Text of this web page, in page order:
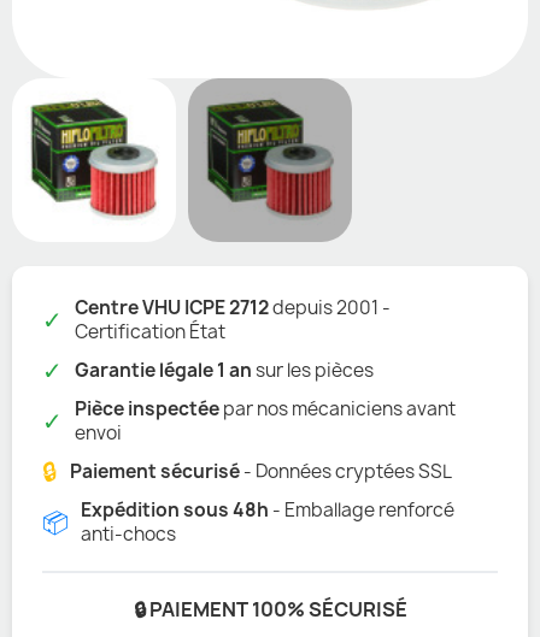
✓ Centre VHU ICPE 2712depuis 2001 -
Certification État
✓ Garantie légale 1 ansur les pièces
✓ Pièce inspectéepar nos mécaniciens avant
envoi
🔒 Paiement sécurisé- Données cryptées SSL
📦 Expédition sous 48h - Emballage renforcé
anti-chocs
🔒 PAIEMENT 100% SÉCURISÉ